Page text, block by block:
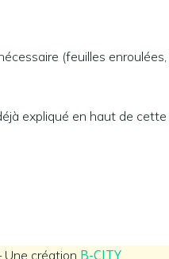
(feuilles
expliqué en haut de
Une création B-CITY